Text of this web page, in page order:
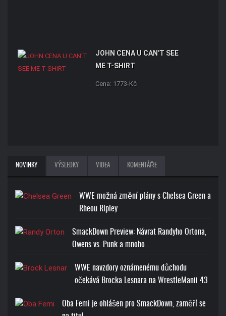
JOHN CENA U CAN'T SEE
ME T-SHIRT
Cena: 1773-Kč
NOVINKY VÝSLEDKY VIDEA KOMENTÁŘE
WWE možná změní plány s Chelsea Green a
Rheou Ripley
SmackDown Preview: Návrat Randyho Ortona,
Owens vs. Punk a mnoho…
WWE navzdory oznámenému důchodu
očekává Brocka Lesnara na WrestleManii 43
Oba Femi je ohlášen pro SmackDown, zaměří se